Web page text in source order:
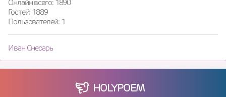
Онлайн всего: 1890
Гостей: 1889
Пользователей: 1
Иван Снесарь
HOLYPOEM